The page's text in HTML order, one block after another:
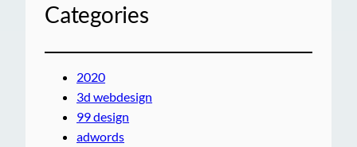
Categories
2020
3d webdesign
99 design
adwords